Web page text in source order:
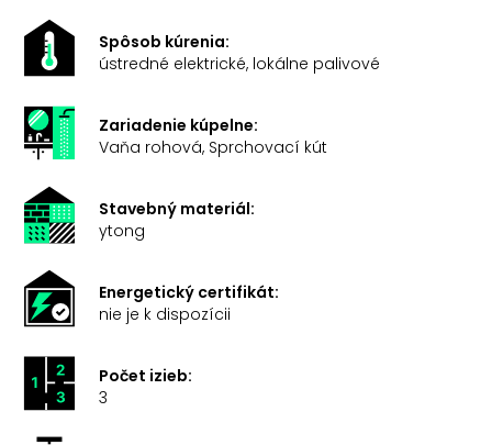
Spôsob kúrenia:
ústredné elektrické, lokálne palivové
Zariadenie kúpelne:
Vaňa rohová, Sprchovací kút
Stavebný materiál:
ytong
Energetický certifikát:
nie je k dispozícii
Počet izieb:
3